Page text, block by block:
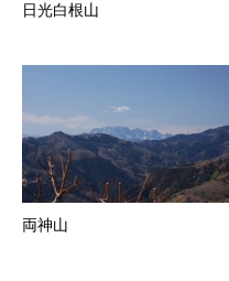
日光白根山
両神山